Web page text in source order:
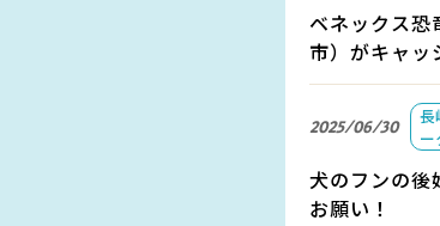
ベネックス恐
市）がキャ
2025/06/30
長
ー
犬のフンの後
お願い！